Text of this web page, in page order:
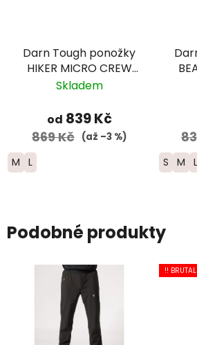
Darn Tough ponožky
HIKER MICRO CREW
Midweight Merino -
Skladem
od 839 Kč
869 Kč (až –3 %)
M L S M L
Podobné produkty
!!